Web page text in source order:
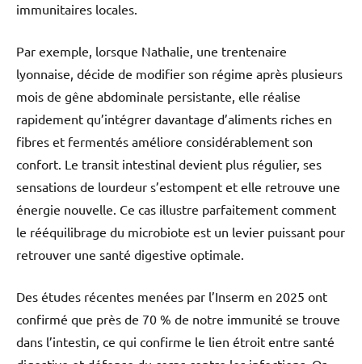
immunitaires locales.
Par exemple, lorsque Nathalie, une trentenaire
lyonnaise, décide de modifier son régime après plusieurs
mois de gêne abdominale persistante, elle réalise
rapidement qu’intégrer davantage d’aliments riches en
fibres et fermentés améliore considérablement son
confort. Le transit intestinal devient plus régulier, ses
sensations de lourdeur s’estompent et elle retrouve une
énergie nouvelle. Ce cas illustre parfaitement comment
le rééquilibrage du microbiote est un levier puissant pour
retrouver une santé digestive optimale.
Des études récentes menées par l’Inserm en 2025 ont
confirmé que près de 70 % de notre immunité se trouve
dans l’intestin, ce qui confirme le lien étroit entre santé